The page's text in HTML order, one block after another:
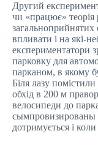
Другий
чи «працює» теорія
впливати і на які-
експериментатори
парковку для
парканом, в якому
Біля лазу
обхід в 200 м
велосипеди до
сымпровизированы
дотримується і коли